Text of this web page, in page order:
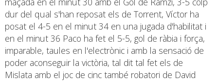
dur del qual s'han reposat els de Torrent, Víctor ha
posat el 4-5 en el minut 34 en una jugada d'habilitat i
en el minut 36 Paco ha fet el 5-5, gol de ràbia i força,
imparable, taules en l'electrònic i amb la sensació de
poder aconseguir la victòria, tal dit tal fet els de
Mislata amb el joc de cinc també robatori de David